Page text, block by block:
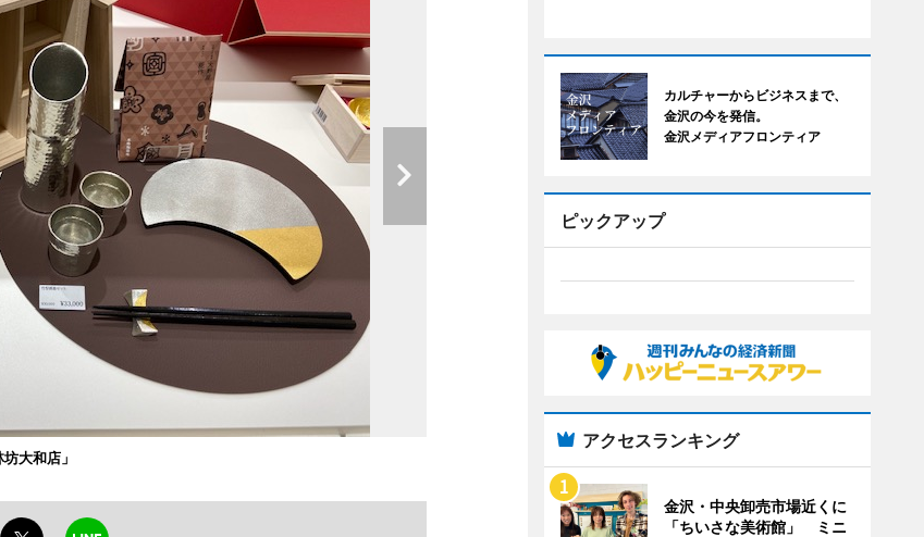
大和店」
カルチャーからビジネスまで、
金沢の今を発信。
金沢メディアフロンティア
ピックアップ
アクセスランキング
金沢・中央卸売市場近くに
「ちいさな美術館」 ミニ